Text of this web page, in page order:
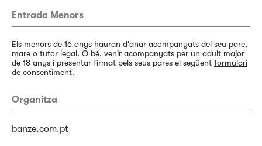
Entrada Menors
Els menors de 16 anys hauran d'anar acompanyats del seu pare,
mare o tutor legal. O bé, venir acompanyats per un adult major
de 18 anys i presentar firmat pels seus pares el següent formulari
de consentiment.
Organitza
banze.com.pt